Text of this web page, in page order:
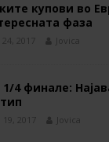
купови во
фаза
2017 Jovica
1/4 финале:
2017 Jovica